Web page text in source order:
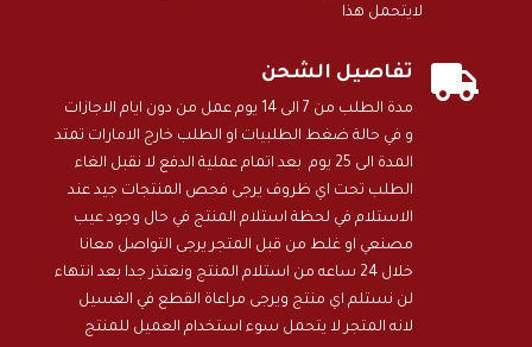
لايتحمل هذا
 تفاصيل الشحن
مدة الطلب من 7 الى 14 يوم عمل من دون ايام الاجازات
و في حالة ضغط الطلبيات او الطلب خارج الامارات تمتد
المدة الى 25 يوم بعد اتمام عملية الدفع لا نقبل الغاء
الطلب تحت اي ظروف يرجى فحص المنتجات جيد عند
الاستلام في لحظة استلام المنتج في حال وجود عيب
مصنعي او غلط من قبل المتجر يرجى التواصل معانا
خلال 24 ساعه من استلام المنتج ونعتذر جدا بعد انتهاء
لن نستلم اي منتج ويرجى مراعاة القطع في الغسيل
لانه المتجر لا يتحمل سوء استخدام العميل للمنتج